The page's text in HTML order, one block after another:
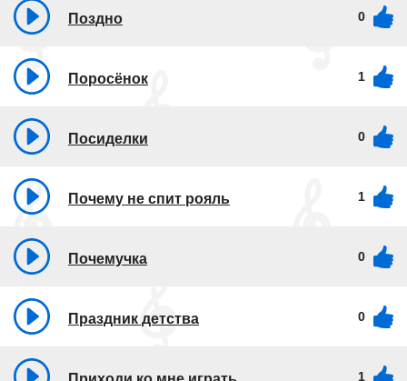
Поздно 0
Поросёнок 1
Посиделки 0
Почему не спит рояль 1
Почемучка 0
Праздник детства 0
1